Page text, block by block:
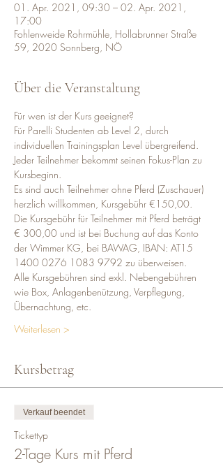
01. Apr. 2021, 09:30 – 02. Apr. 2021,
17:00
Fohlenweide Rohrmühle, Hollabrunner Straße
59, 2020 Sonnberg, NÖ
Über die Veranstaltung
Für wen ist der Kurs geeignet?
Für Parelli Studenten ab Level 2, durch
individuellen Trainingsplan Level übergreifend.
Jeder Teilnehmer bekommt seinen Fokus-Plan zu
Kursbeginn.
Es sind auch Teilnehmer ohne Pferd (Zuschauer)
herzlich willkommen, Kursgebühr €150,00.
Die Kursgebühr für Teilnehmer mit Pferd beträgt
€ 300,00 und ist bei Buchung auf das Konto
der Wimmer KG, bei BAWAG, IBAN: AT15
1400 0276 1083 9792 zu überweisen.
Alle Kursgebühren sind exkl. Nebengebühren
wie Box, Anlagenbenützung, Verpflegung,
Übernachtung, etc.
Weiterlesen >
Kursbetrag
Verkauf beendet
Tickettyp
2-Tage Kurs mit Pferd